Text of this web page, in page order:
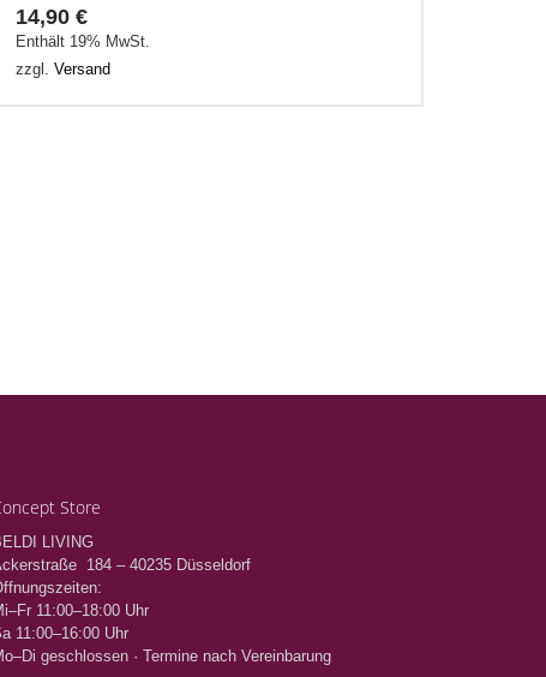
14,90 €
Enthält 19% MwSt.
zzgl. Versand
Store
LIVING
184 – 40235 Düsseldorf
11:00–18:00 Uhr
11:00–16:00 Uhr
geschlossen · Termine nach Vereinbarung